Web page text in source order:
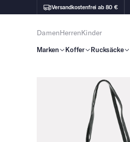
Versandkostenfrei ab 80 €
DamenHerrenKinder
Marken Koffer Rucksäcke